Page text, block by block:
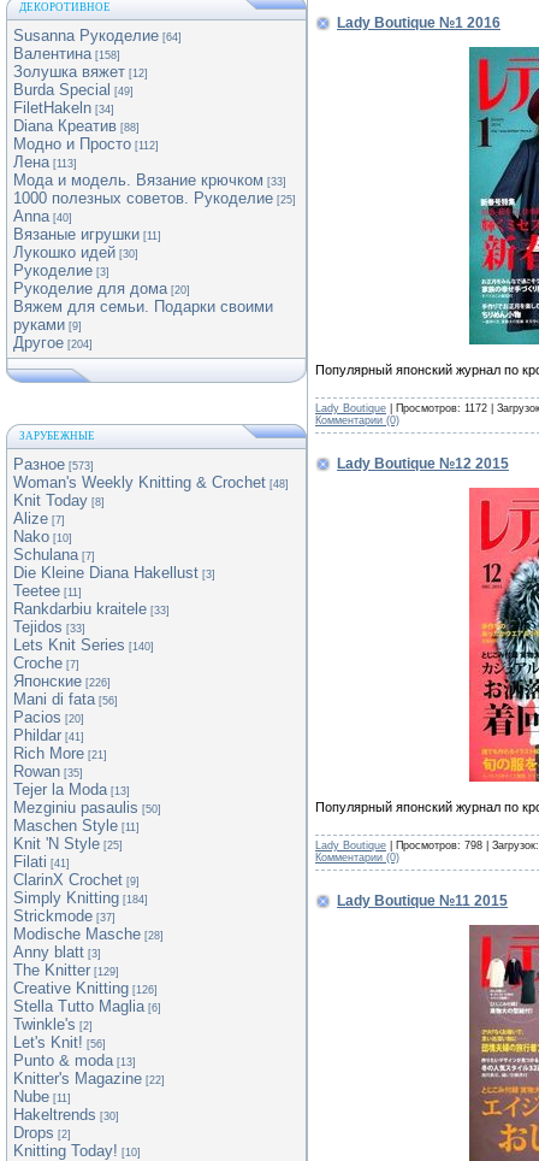
ДЕКОРОТИВНОЕ
Susanna Рукоделие [64]
Валентина [158]
Золушка вяжет [12]
Burda Special [49]
FiletHakeln [34]
Diana Креатив [88]
Модно и Просто [112]
Лена [113]
Мода и модель. Вязание крючком [33]
1000 полезных советов. Рукоделие [25]
Anna [40]
Вязаные игрушки [11]
Лукошко идей [30]
Рукоделие [3]
Рукоделие для дома [20]
Вяжем для семьи. Подарки своими
руками [9]
Другое [204]
ЗАРУБЕЖНЫЕ
Разное [573]
Woman's Weekly Knitting & Crochet [48]
Knit Today [8]
Alize [7]
Nako [10]
Schulana [7]
Die Kleine Diana Hakellust [3]
Teetee [11]
Rankdarbiu kraitele [33]
Tejidos [33]
Lets Knit Series [140]
Croche [7]
Японские [226]
Mani di fata [56]
Pacios [20]
Phildar [41]
Rich More [21]
Rowan [35]
Tejer la Moda [13]
Mezginiu pasaulis [50]
Maschen Style [11]
Knit 'N Style [25]
Filati [41]
ClarinX Crochet [9]
Simply Knitting [184]
Strickmode [37]
Modische Masche [28]
Anny blatt [3]
The Knitter [129]
Creative Knitting [126]
Stella Tutto Maglia [6]
Twinkle's [2]
Let's Knit! [56]
Punto & moda [13]
Knitter's Magazine [22]
Nube [11]
Hakeltrends [30]
Drops [2]
Knitting Today! [10]
Lady Boutique №1 2016
Популярный японский журнал по
Lady Boutique | Просмотров: 1172 |
Комментарии (0)
Lady Boutique №12 2015
Популярный японский журнал по
Lady Boutique | Просмотров: 798 |
Комментарии (0)
Lady Boutique №11 2015